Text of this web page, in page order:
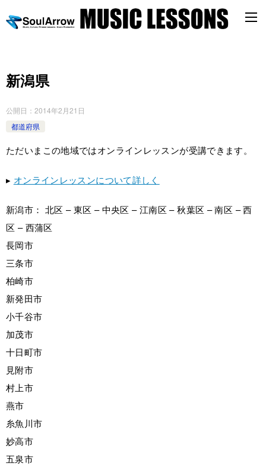
新潟県
公開日： 2014年2月21日
都道府県
ただいまこの地域ではオンラインレッスンが受講できます。
▸ オンラインレッスンについて詳しく
新潟市： 北区 – 東区 – 中央区 – 江南区 – 秋葉区 – 南区 – 西
区 – 西蒲区
長岡市
三条市
柏崎市
新発田市
小千谷市
加茂市
十日町市
見附市
村上市
燕市
糸魚川市
妙高市
五泉市